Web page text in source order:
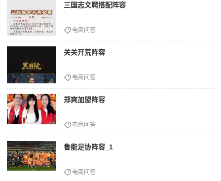
三国志文聘搭配阵容
电商问答
关关开荒阵容
电商问答
郑爽加盟阵容
电商问答
鲁能足协阵容_1
电商问答